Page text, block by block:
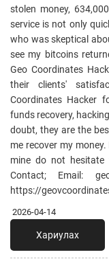
stolen money,
service is not only
who was skeptical
see my bitcoins
Geo Coordinates
their clients'
Coordinates Hacker
funds recovery,
doubt, they are the
me recover my
mine do not
Contact; Email:
https://
2026-04-14
Хариулах